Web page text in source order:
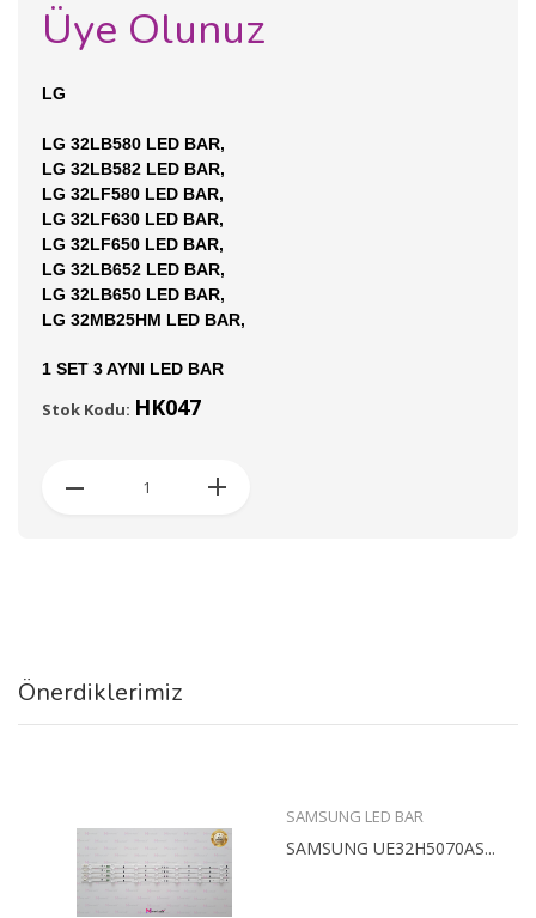
Üye Olunuz
LG
LG 32LB580 LED BAR,
LG 32LB582 LED BAR,
LG 32LF580 LED BAR,
LG 32LF630 LED BAR,
LG 32LF650 LED BAR,
LG 32LB652 LED BAR,
LG 32LB650 LED BAR,
LG 32MB25HM LED BAR,
1 SET 3 AYNI LED BAR
Stok Kodu: HK047
Önerdiklerimiz
SAMSUNG LED BAR
SAMSUNG UE32H5070AS...